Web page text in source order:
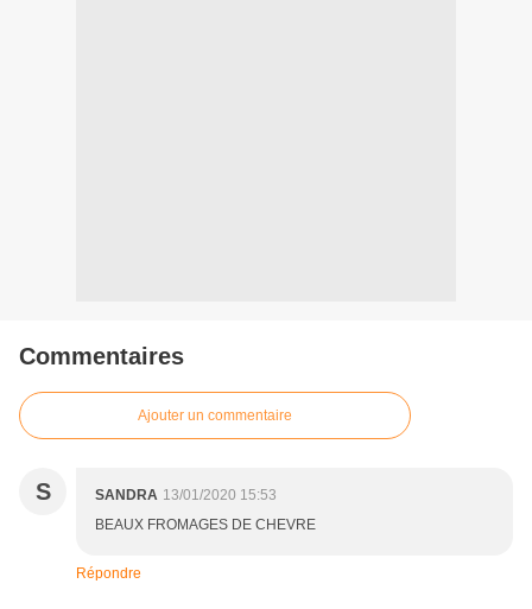
Commentaires
Ajouter un commentaire
S SANDRA 13/01/2020 15:53
BEAUX FROMAGES DE CHEVRE
Répondre